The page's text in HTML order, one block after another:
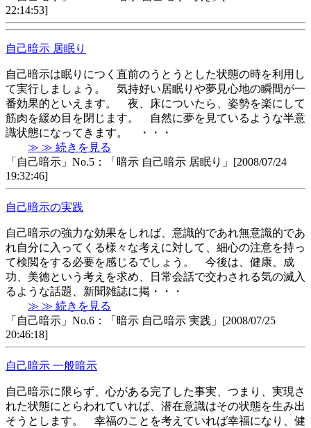
22:14:53]
自己暗示 居眠り
自己暗示は眠りにつく直前のうとうとした状態の時を利用し
て実行しましょう。 気持好い居眠りや夢見心地の瞬間が一
番効果的といえます。 夜、床についたら、姿勢を楽にして
筋肉を緩め目を閉じます。 自然に夢を見ているような半意
識状態になってきます。 ・・・
≫ ≫ 続きを見る
「自己暗示」No.5：「暗示 自己暗示 居眠り」[2008/07/24
19:32:46]
自己暗示の実践
自己暗示の強力な効果をしれば、意識的であれ無意識的であ
れ自分に入ってくる様々な考えに対して、細心の注意を持っ
て検閲をする必要を感じるでしょう。 今後は、健康、成
功、美徳という考えを求め、日常会話で交わされる気の滅入
るような話題、新聞雑誌に掲・・・
≫ ≫ 続きを見る
「自己暗示」No.6：「暗示 自己暗示 実践」[2008/07/25
20:46:18]
自己暗示 一般暗示
自己暗示に限らず、心がある完了した事実、つまり、実現さ
れた状態にとらわれていれば、潜在意識はその状態を生み出
そうとします。 幸福のことを考えていれば幸福になり、健